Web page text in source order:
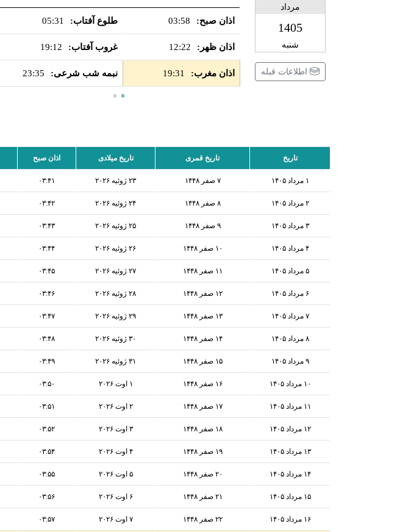
مرداد
1405
شنبه
اذان صبح: 03:58 طلوع آفتاب: 05:31
اذان ظهر: 12:22 غروب آفتاب: 19:12
اذان مغرب: 19:31 نبمه شب شرعی: 23:35
تاریخ تاریخ قمری تاریخ میلادی اذان صبح
۱ مرداد ۱۴۰۵ ۷ صفر ۱۴۴۸ ۲۳ ژوئیه ۲۰۲۶ ۰۳:۴۱
۲ مرداد ۱۴۰۵ ۸ صفر ۱۴۴۸ ۲۴ ژوئیه ۲۰۲۶ ۰۳:۴۲
۳ مرداد ۱۴۰۵ ۹ صفر ۱۴۴۸ ۲۵ ژوئیه ۲۰۲۶ ۰۳:۴۳
۴ مرداد ۱۴۰۵ ۱۰ صفر ۱۴۴۸ ۲۶ ژوئیه ۲۰۲۶ ۰۳:۴۴
۵ مرداد ۱۴۰۵ ۱۱ صفر ۱۴۴۸ ۲۷ ژوئیه ۲۰۲۶ ۰۳:۴۵
۶ مرداد ۱۴۰۵ ۱۲ صفر ۱۴۴۸ ۲۸ ژوئیه ۲۰۲۶ ۰۳:۴۶
۷ مرداد ۱۴۰۵ ۱۳ صفر ۱۴۴۸ ۲۹ ژوئیه ۲۰۲۶ ۰۳:۴۷
۸ مرداد ۱۴۰۵ ۱۴ صفر ۱۴۴۸ ۳۰ ژوئیه ۲۰۲۶ ۰۳:۴۸
۹ مرداد ۱۴۰۵ ۱۵ صفر ۱۴۴۸ ۳۱ ژوئیه ۲۰۲۶ ۰۳:۴۹
۱۰ مرداد ۱۴۰۵ ۱۶ صفر ۱۴۴۸ ۱ اوت ۲۰۲۶ ۰۳:۵۰
۱۱ مرداد ۱۴۰۵ ۱۷ صفر ۱۴۴۸ ۲ اوت ۲۰۲۶ ۰۳:۵۱
۱۲ مرداد ۱۴۰۵ ۱۸ صفر ۱۴۴۸ ۳ اوت ۲۰۲۶ ۰۳:۵۲
۱۳ مرداد ۱۴۰۵ ۱۹ صفر ۱۴۴۸ ۴ اوت ۲۰۲۶ ۰۳:۵۴
۱۴ مرداد ۱۴۰۵ ۲۰ صفر ۱۴۴۸ ۵ اوت ۲۰۲۶ ۰۳:۵۵
۱۵ مرداد ۱۴۰۵ ۲۱ صفر ۱۴۴۸ ۶ اوت ۲۰۲۶ ۰۳:۵۶
۱۶ مرداد ۱۴۰۵ ۲۲ صفر ۱۴۴۸ ۷ اوت ۲۰۲۶ ۰۳:۵۷